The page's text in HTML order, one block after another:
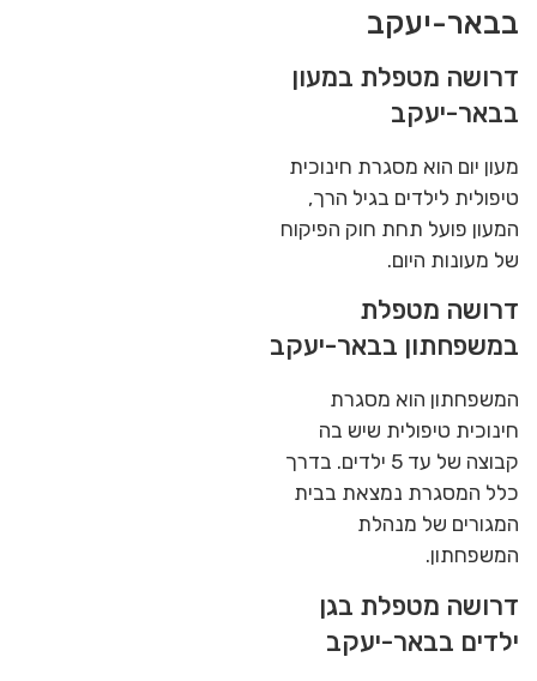
בבאר-יעקב
דרושה מטפלת במעון
בבאר-יעקב
מעון יום הוא מסגרת חינוכית
טיפולית לילדים בגיל הרך,
המעון פועל תחת חוק הפיקוח
של מעונות היום.
דרושה מטפלת
במשפחתון בבאר-יעקב
המשפחתון הוא מסגרת
חינוכית טיפולית שיש בה
קבוצה של עד 5 ילדים. בדרך
כלל המסגרת נמצאת בבית
המגורים של מנהלת
המשפחתון.
דרושה מטפלת בגן
ילדים בבאר-יעקב